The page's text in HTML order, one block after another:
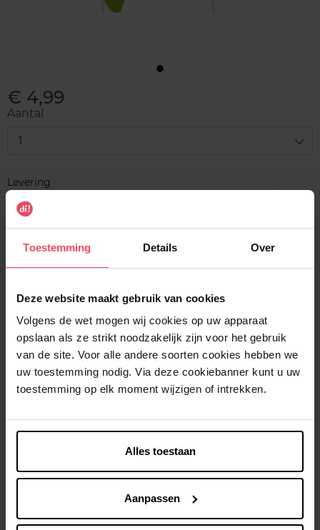
Toestemming Details Over
Deze website maakt gebruik van cookies
Volgens de wet mogen wij cookies op uw apparaat
opslaan als ze strikt noodzakelijk zijn voor het gebruik
van de site. Voor alle andere soorten cookies hebben we
uw toestemming nodig. Via deze cookiebanner kunt u uw
toestemming op elk moment wijzigen of intrekken.
Alles toestaan
Aanpassen
€ 4,99
Aantal
1
Levering
Voorradig
In winkelmandje
Gratis levering bij aankoop van min. 35€.
Verzending binnen 24u
Beschrijving
Klantereview
Nog iets vergeten ?